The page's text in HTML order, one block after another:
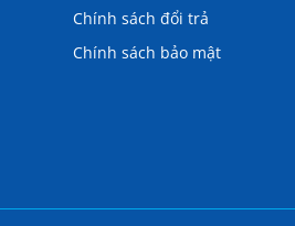
Chính sách đổi trả
Chính sách bảo mật